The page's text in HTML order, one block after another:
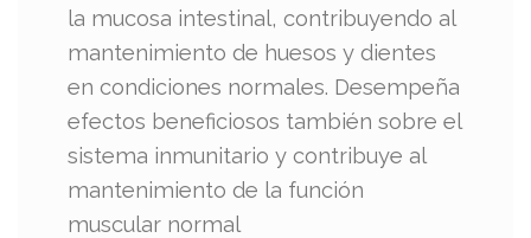
la mucosa intestinal, contribuyendo al
mantenimiento de huesos y dientes
en condiciones normales. Desempeña
efectos beneficiosos también sobre el
sistema inmunitario y contribuye al
mantenimiento de la función
muscular normal